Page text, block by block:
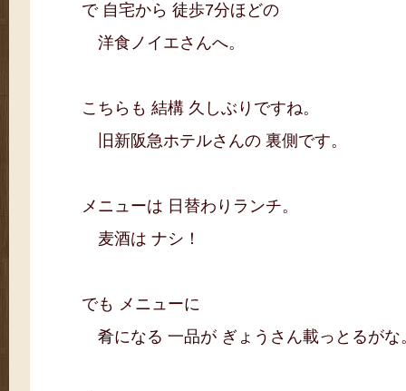
で 自宅から 徒歩7分ほどの
洋食ノイエさんへ。
こちらも 結構 久しぶりですね。
旧新阪急ホテルさんの 裏側です。
メニューは 日替わりランチ。
麦酒は ナシ！
でも メニューに
肴になる 一品が ぎょうさん載っとるがな